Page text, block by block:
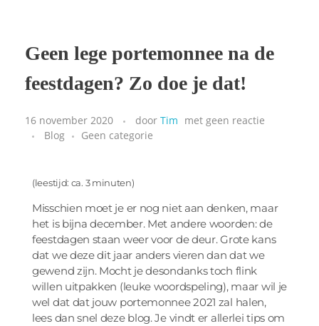
Geen lege portemonnee na de
feestdagen? Zo doe je dat!
16 november 2020 door Tim met geen reactie
Blog
Geen categorie
(leestijd: ca. 3 minuten)
Misschien moet je er nog niet aan denken, maar
het is bijna december. Met andere woorden: de
feestdagen staan weer voor de deur. Grote kans
dat we deze dit jaar anders vieren dan dat we
gewend zijn. Mocht je desondanks toch flink
willen uitpakken (leuke woordspeling), maar wil je
wel dat dat jouw portemonnee 2021 zal halen,
lees dan snel deze blog. Je vindt er allerlei tips om